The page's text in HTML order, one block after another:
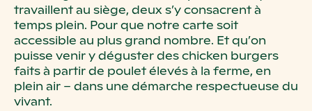
travaillent au siège, deux s’y consacrent à
temps plein. Pour que notre carte soit
accessible au plus grand nombre. Et qu’on
puisse venir y déguster des chicken burgers
faits à partir de poulet élevés à la ferme, en
plein air – dans une démarche respectueuse du
vivant.